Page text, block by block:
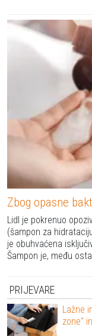
Zbog opasne
Lidl je pokrenuo
(šampon za
je obuhvaćena
Šampon je, među
PRIJEVARE
Lažne
zone"